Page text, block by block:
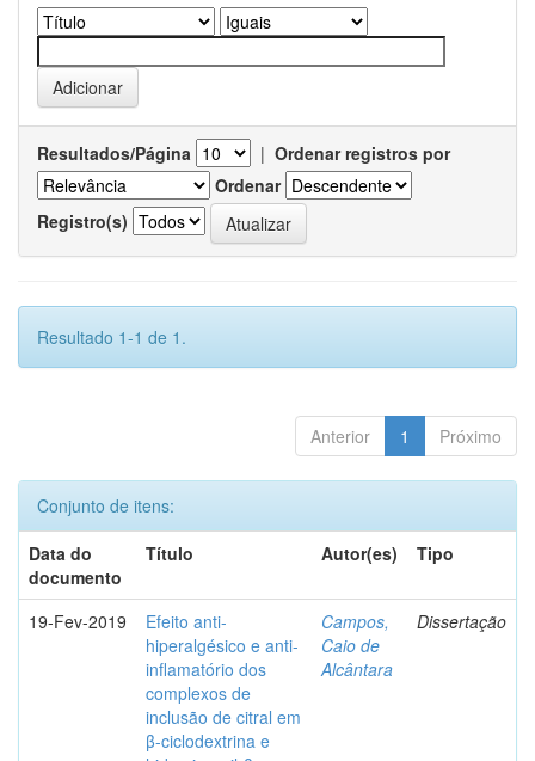
Resultados/Página | Ordenar registros por
Ordenar
Registro(s)
Resultado 1-1 de 1.
Anterior 1 Próximo
Conjunto de itens:
Data do
documento
Título Autor(es) Tipo
19-Fev-2019
Efeito anti-
hiperalgésico e anti-
inflamatório dos
complexos de
inclusão de citral em
β-ciclodextrina e
Campos,
Caio de
Alcântara
Dissertação